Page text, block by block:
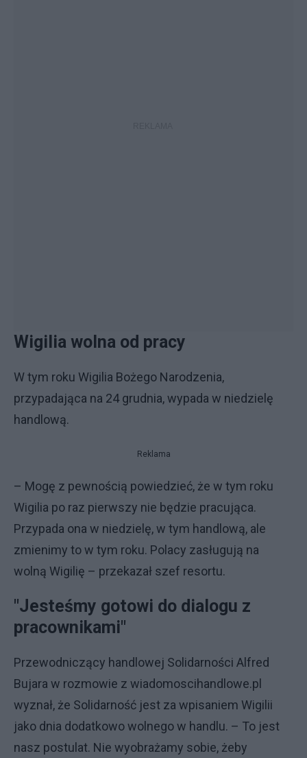
Wigilia wolna od pracy
W tym roku Wigilia Bożego Narodzenia,
przypadająca na 24 grudnia, wypada w niedzielę
handlową.
Reklama
– Mogę z pewnością powiedzieć, że w tym roku
Wigilia po raz pierwszy nie będzie pracująca.
Przypada ona w niedzielę, w tym handlową, ale
zmienimy to w tym roku. Polacy zasługują na
wolną Wigilię – przekazał szef resortu.
"Jesteśmy gotowi do dialogu z
pracownikami"
Przewodniczący handlowej Solidarności Alfred
Bujara w rozmowie z wiadomoscihandlowe.pl
wyznał, że Solidarność jest za wpisaniem Wigilii
jako dnia dodatkowo wolnego w handlu. – To jest
nasz postulat. Nie wyobrażamy sobie, żeby